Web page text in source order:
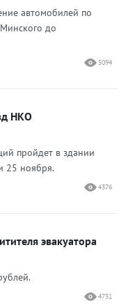
автомобилей по
до
5094
НКО
пройдет в здании
25 ноября.
4376
эвакуатора
4731